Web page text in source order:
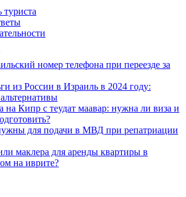
туриста
номер телефона при переезде за
из России в Израиль в 2024 году:
на Кипр с теудат маавар: нужна ли виза и
для подачи в МВД при репатриации
маклера для аренды квартиры в
на иврите?